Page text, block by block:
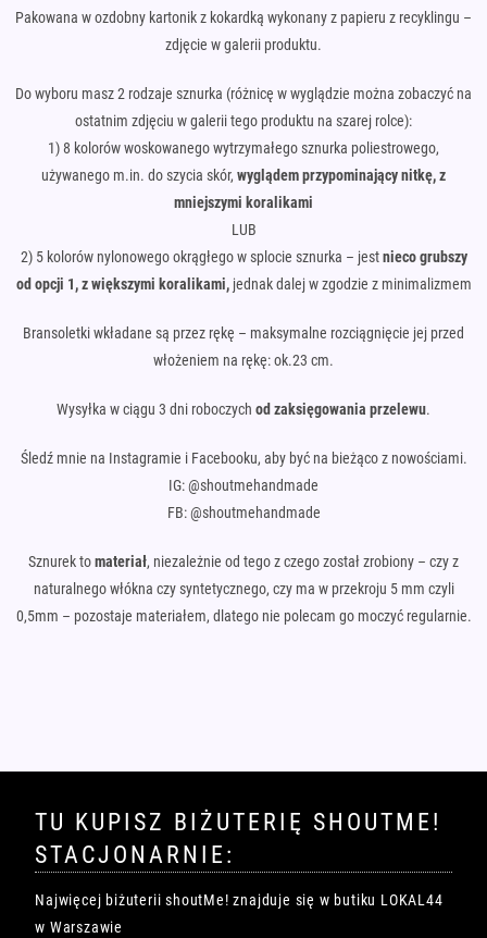
Pakowana w ozdobny kartonik z kokardką wykonany z papieru z recyklingu –
zdjęcie w galerii produktu.
Do wyboru masz 2 rodzaje sznurka (różnicę w wyglądzie można zobaczyć na
ostatnim zdjęciu w galerii tego produktu na szarej rolce):
1) 8 kolorów woskowanego wytrzymałego sznurka poliestrowego,
używanego m.in. do szycia skór, wyglądem przypominający nitkę, z
mniejszymi koralikami
LUB
2) 5 kolorów nylonowego okrągłego w splocie sznurka – jestnieco grubszy
od opcji 1, z większymi koralikami, jednak dalej w zgodzie z minimalizmem
Bransoletki wkładane są przez rękę – maksymalne rozciągnięcie jej przed
włożeniem na rękę: ok.23 cm.
Wysyłka w ciągu 3 dni roboczych od zaksięgowania przelewu.
Śledź mnie na Instagramie i Facebooku, aby być na bieżąco z nowościami.
IG: @shoutmehandmade
FB: @shoutmehandmade
Sznurek tomateriał, niezależnie od tego z czego został zrobiony – czy z
naturalnego włókna czy syntetycznego, czy ma w przekroju 5 mm czyli
0,5mm – pozostaje materiałem, dlatego nie polecam go moczyć regularnie.
TU KUPISZ BIŻUTERIĘ SHOUTME!
STACJONARNIE:
Najwięcej biżuterii shoutMe! znajduje się w butiku LOKAL44
w Warszawie